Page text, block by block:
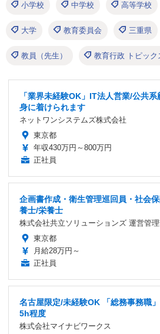
小学校 中学校 高等学校
大学 教育委員会 三重県
教員（先生） 教育行政 トピック
「業界未経験OK」IT法人営業/公共
身に着けられます
ネットワンシステムズ株式会社
東京都
年収430万円～800万円
正社員
企画書作成・衛生管理巡回員・社会
養士/栄養士
株式会社共立ソリューションズ 運営管
東京都
月給28万円～
正社員
名古屋限定/未経験OK 「総務事務職
5h程度
株式会社マイナビワークス